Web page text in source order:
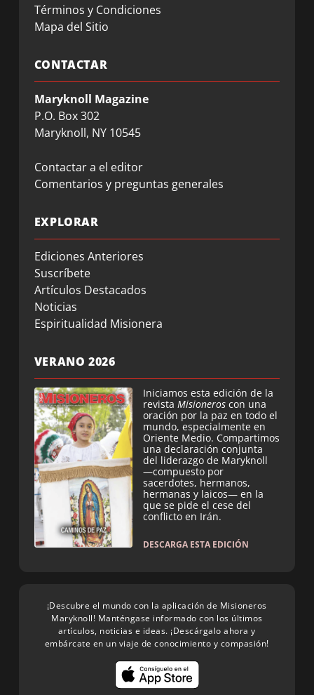
Términos y Condiciones
Mapa del Sitio
CONTACTAR
Maryknoll Magazine
P.O. Box 302
Maryknoll, NY 10545
Contactar a el editor
Comentarios y preguntas generales
EXPLORAR
Ediciones Anteriores
Suscríbete
Artículos Destacados
Noticias
Espiritualidad Misionera
VERANO 2026
Iniciamos esta edición de la
revista Misioneros con una
oración por la paz en todo el
mundo, especialmente en
Oriente Medio. Compartimos
una declaración conjunta
del liderazgo de Maryknoll
—compuesto por
sacerdotes, hermanos,
hermanas y laicos— en la
que se pide el cese del
conflicto en Irán.
DESCARGA ESTA EDICIÓN
¡Descubre el mundo con la aplicación de Misioneros
Maryknoll! Manténgase informado con los últimos
artículos, noticias e ideas. ¡Descárgalo ahora y
embárcate en un viaje de conocimiento y compasión!